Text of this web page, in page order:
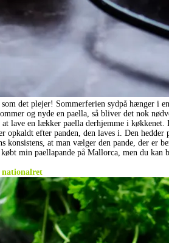
det plejer! Sommerferien sydpå hænger i
og nyde en paella, så bliver det nok
lave en lækker paella derhjemme i køkkenet.
opkaldt efter panden, den laves i. Den
konsistens, at man vælger den pande, der er
købt min paellapande på Mallorca, men du kan
nationalret